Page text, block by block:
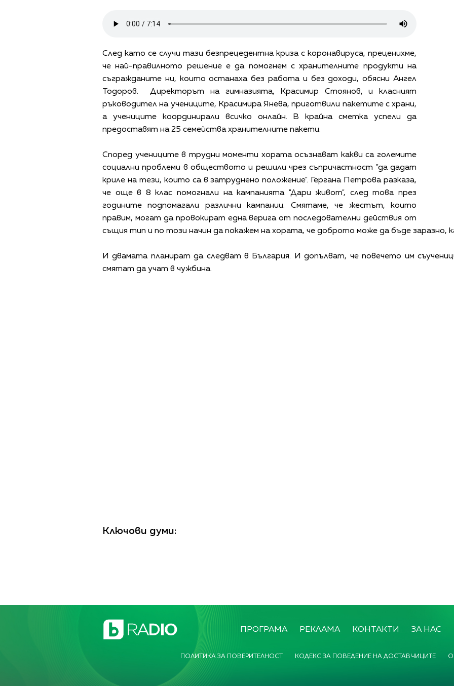
След като се случи тази безпрецедентна криза с коронавируса, преценихме,
че най-правилното решение е да помогнем с хранителните продукти на
съгражданите ни, които останаха без работа и без доходи, обясни Ангел
Тодоров. Директорът на гимназията, Красимир Стоянов, и класният
ръководител на учениците, Красимира Янева, приготвили пакетите с храни,
а учениците координирали всичко онлайн. В крайна сметка успели да
предоставят на 25 семейства хранителните пакети.
Според учениците в трудни моменти хората осъзнават какви са големите
социални проблеми в обществото и решили чрез съпричастност "да дадат
криле на тези, които са в затруднено положение". Гергана Петрова разказа,
че още в 8 клас помогнали на кампанията "Дари живот", след това през
годините подпомагали различни кампании. Смятаме, че жестът, които
правим, могат да провокират една верига от последователни действия от
същия тип и по този начин да покажем на хората, че доброто може да бъде заразно,
И двамата планират да следват в България. И допълват, че повечето им
смятат да учат в чужбина.
Ключови думи:
ПРОГРАМА РЕКЛАМА КОНТАКТИ ЗА НАС
ПОЛИТИКА ЗА ПОВЕРИТЕЛНОСТ КОДЕКС ЗА ПОВЕДЕНИЕ НА ДОСТАВЧИЦИТЕ